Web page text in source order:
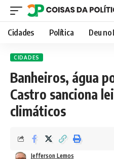
Cidades Política Deu no
CIDADES
Banheiros, água
Castro sanciona
climáticos
Jefferson Lemos